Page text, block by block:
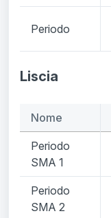
Periodo
Liscia
Nome
Periodo
SMA 1
Periodo
SMA 2